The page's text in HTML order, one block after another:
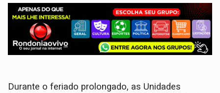
Durante o feriado prolongado, as Unidades